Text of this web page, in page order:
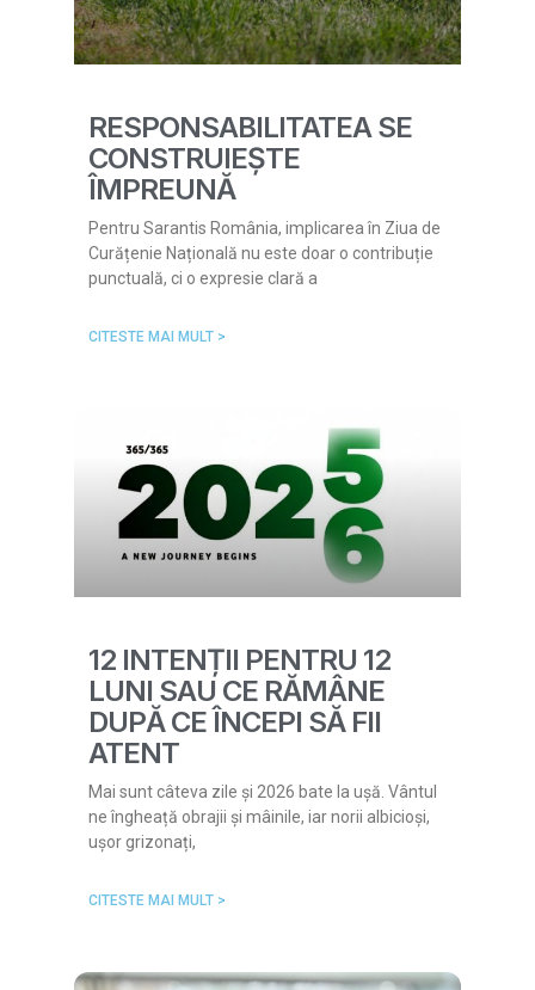
RESPONSABILITATEA SE
CONSTRUIEȘTE
ÎMPREUNĂ
Pentru Sarantis România, implicarea în Ziua de
Curățenie Națională nu este doar o contribuție
punctuală, ci o expresie clară a
CITESTE MAI MULT >
12 INTENȚII PENTRU 12
LUNI SAU CE RĂMÂNE
DUPĂ CE ÎNCEPI SĂ FII
ATENT
Mai sunt câteva zile și 2026 bate la ușă. Vântul
ne îngheață obrajii și mâinile, iar norii albicioși,
ușor grizonați,
CITESTE MAI MULT >